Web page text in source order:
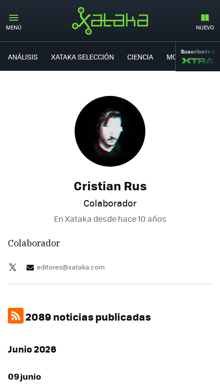
MENÚ NUEVO
ANÁLISIS XATAKA SELECCIÓN CIENCIA MOVILIDAD
Suscríbete a
Cristian Rus
Colaborador
En Xataka desdehace 10 años
Colaborador
editores@xataka.com
2089 noticias publicadas
Junio 2026
09 junio